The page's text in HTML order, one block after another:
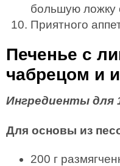
большую ложку
Приятного
Печенье с
чабрецом и
Ингредиенты для
Для основы из
200 г